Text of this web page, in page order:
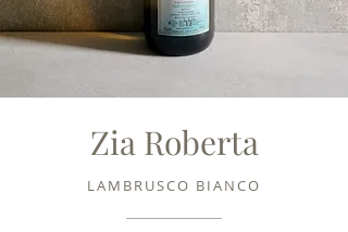
Zia Roberta
LAMBRUSCO BIANCO